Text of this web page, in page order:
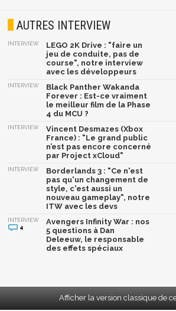
AUTRES INTERVIEW
INTERVIEW
LEGO 2K Drive : "faire un
jeu de conduite, pas de
course", notre interview
avec les développeurs
INTERVIEW
Black Panther Wakanda
Forever : Est-ce vraiment
le meilleur film de la Phase
4 du MCU ?
INTERVIEW
Vincent Desmazes (Xbox
France) : "Le grand public
n’est pas encore concerné
par Project xCloud"
INTERVIEW
Borderlands 3 : "Ce n'est
pas qu'un changement de
style, c'est aussi un
nouveau gameplay", notre
ITW avec les devs
INTERVIEW
4
Avengers Infinity War : nos
5 questions à Dan
Deleeuw, le responsable
des effets spéciaux
Afficher la version classique de